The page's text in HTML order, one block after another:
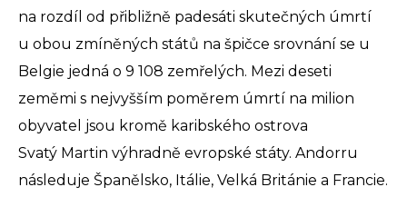
na rozdíl od přibližně padesáti skutečných úmrtí
u obou zmíněných států na špičce srovnání se u
Belgie jedná o 9 108 zemřelých. Mezi deseti
zeměmi s nejvyšším poměrem úmrtí na milion
obyvatel jsou kromě karibského ostrova
Svatý Martin výhradně evropské státy. Andorru
následuje Španělsko, Itálie, Velká Británie a Francie.